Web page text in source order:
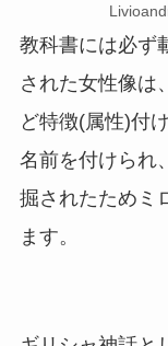
教科書には必ず
された女性像は
ど特徴(属性)付
名前を付けられ
掘されたためミ
ます。